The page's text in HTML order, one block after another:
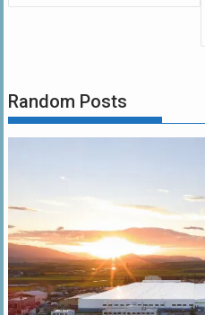
Random Posts